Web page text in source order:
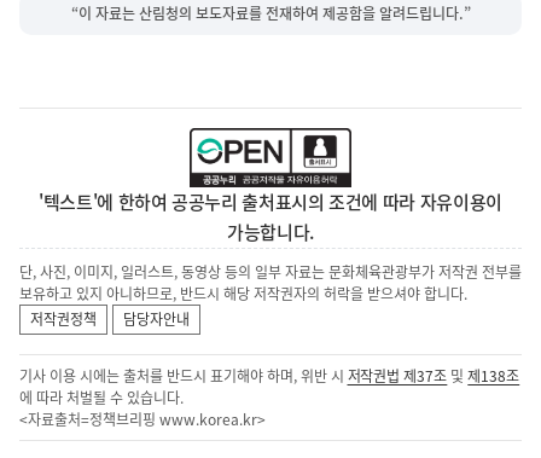
“이 자료는 산림청의 보도자료를 전재하여 제공함을 알려드립니다.”
'텍스트'에 한하여 공공누리 출처표시의 조건에 따라 자유이용이
가능합니다.
단, 사진, 이미지, 일러스트, 동영상 등의 일부 자료는 문화체육관광부가 저작권 전부를
보유하고 있지 아니하므로, 반드시 해당 저작권자의 허락을 받으셔야 합니다.
저작권정책
담당자안내
기사 이용 시에는 출처를 반드시 표기해야 하며, 위반 시 저작권법 제37조 및제138조
에 따라 처벌될 수 있습니다.
<자료출처=정책브리핑 www.korea.kr>